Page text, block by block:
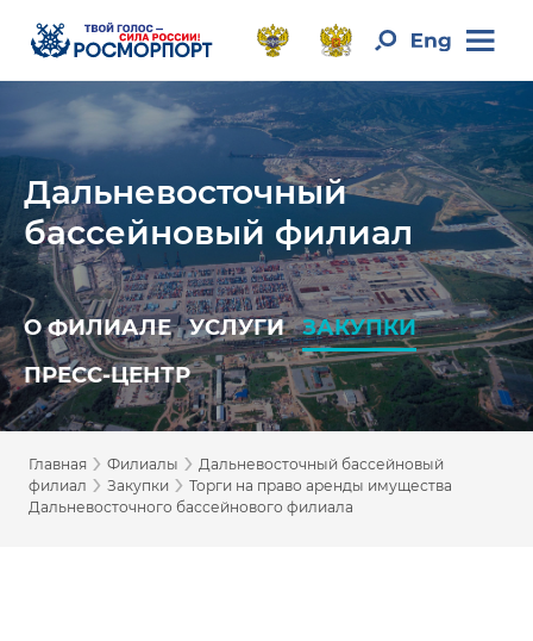
Дальневосточный
бассейновый филиал
О ФИЛИАЛЕ УСЛУГИ
ЗАКУПКИ
ПРЕСС-ЦЕНТР
Главная › Филиалы › Дальневосточный бассейновый
филиал › Закупки › Торги на право аренды имущества
Дальневосточного бассейнового филиала